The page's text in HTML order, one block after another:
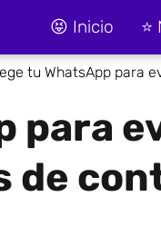
😝 Inicio
tu WhatsApp para
para
de